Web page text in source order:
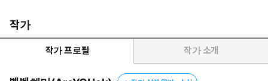
“레인이라. 이봐 레인, 나는 돈 필요 없어. 뭐 다른 거 없나?”
“……네?”
“예를 들면…….”
새카만 남자의 시선이 노골적으로 하얀 슈트 재킷을 응시했다. 목
작가
작가 프로필 작가 소개